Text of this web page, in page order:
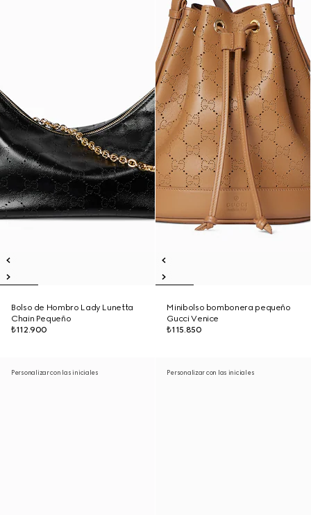
Bolso de Hombro Lady Lunetta
Chain Pequeño
₺112.900
Minibolso bombonera pequeño
Gucci Venice
₺115.850
Personalizar con las iniciales Personalizar con las iniciales